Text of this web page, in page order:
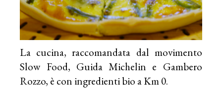
La cucina, raccomandata dal movimento
Slow Food, Guida Michelin e Gambero
Rozzo, è con ingredienti bio a Km 0.